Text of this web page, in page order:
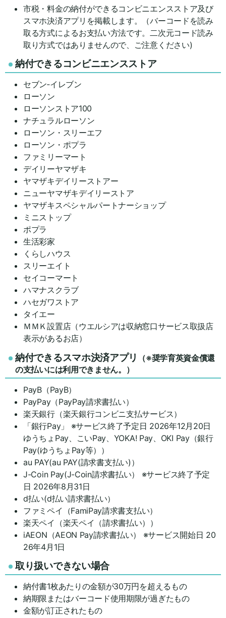
市税・料金の納付ができるコンビニエンスストア及び
スマホ決済アプリを掲載します。（バーコードを読み
取る方式によるお支払い方法です。二次元コード読み
取り方式ではありませんので、ご注意ください)
納付できるコンビニエンスストア
セブン‐イレブン
ローソン
ローソンストア100
ナチュラルローソン
ローソン・スリーエフ
ローソン・ポプラ
ファミリーマート
デイリーヤマザキ
ヤマザキデイリーストアー
ニューヤマザキデイリーストア
ヤマザキスペシャルパートナーショップ
ミニストップ
ポプラ
生活彩家
くらしハウス
スリーエイト
セイコーマート
ハマナスクラブ
ハセガワストア
タイエー
ＭＭＫ設置店（ウエルシアは収納窓口サービス取扱店
表示があるお店）
納付できるスマホ決済アプリ
（※奨学育英資金償還
の支払いには利用できません。）
PayB（PayB）
PayPay（PayPay請求書払い）
楽天銀行（楽天銀行コンビニ支払サービス）
「銀行Pay」 ※サービス終了予定日 2026年12月20日
ゆうちょPay、こいPay、YOKA! Pay、OKI Pay（銀行
Pay(ゆうちょPay等））
au PAY(au PAY(請求書支払い)）
J-Coin Pay(J-Coin請求書払い） ※サービス終了予定
日 2026年8月31日
d払い(d払い請求書払い）
ファミペイ（FamiPay請求書支払い）
楽天ペイ（楽天ペイ（請求書払い））
iAEON（AEON Pay請求書払い） ※サービス開始日 20
26年4月1日
取り扱いできない場合
納付書1枚あたりの金額が30万円を超えるもの
納期限またはバーコード使用期限が過ぎたもの
金額が訂正されたもの